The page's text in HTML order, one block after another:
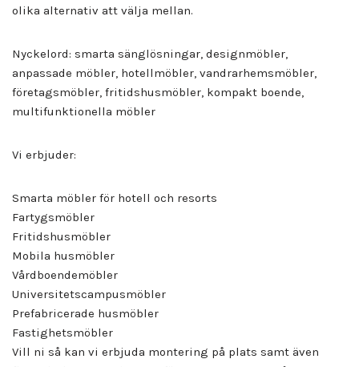
olika alternativ att välja mellan.
Nyckelord: smarta sänglösningar, designmöbler,
anpassade möbler, hotellmöbler, vandrarhemsmöbler,
företagsmöbler, fritidshusmöbler, kompakt boende,
multifunktionella möbler
Vi erbjuder:
Smarta möbler för hotell och resorts
Fartygsmöbler
Fritidshusmöbler
Mobila husmöbler
Vårdboendemöbler
Universitetscampusmöbler
Prefabricerade husmöbler
Fastighetsmöbler
Vill ni så kan vi erbjuda montering på plats samt även